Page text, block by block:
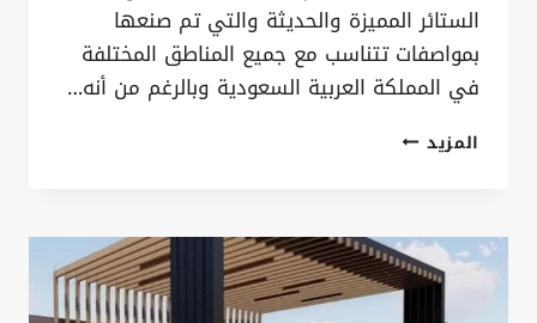
الستائر المميزة والحديثة والتي تم صنعها
بمواصفات تتناسب مع جميع المناطق المختلفة
في المملكة العربية السعودية وبالرغم من أنه…
المزيدسواتر
ت:
0535879621